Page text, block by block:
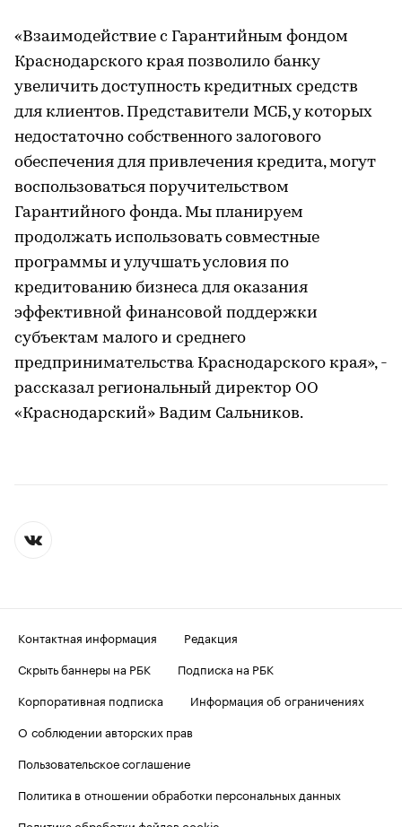
«Взаимодействие с Гарантийным фондом
Краснодарского края позволило банку
увеличить доступность кредитных средств
для клиентов. Представители МСБ, у которых
недостаточно собственного залогового
обеспечения для привлечения кредита, могут
воспользоваться поручительством
Гарантийного фонда. Мы планируем
продолжать использовать совместные
программы и улучшать условия по
кредитованию бизнеса для оказания
эффективной финансовой поддержки
субъектам малого и среднего
предпринимательства Краснодарского края», -
рассказал региональный директор ОО
«Краснодарский» Вадим Сальников.
Контактная информация
Редакция
Скрыть баннеры на РБК
Подписка на РБК
Корпоративная подписка
Информация об ограничениях
О соблюдении авторских прав
Пользовательское соглашение
Политика в отношении обработки персональных данных